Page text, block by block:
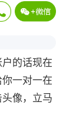
的话现在
一对一在
像，立马